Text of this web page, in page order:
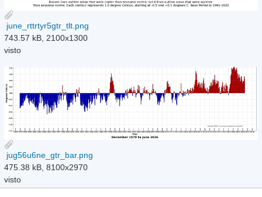
june_rttrtyr5gtr_tlt.png
743.57 kB, 2100x1300
visto
jug56u6ne_gtr_bar.png
475.38 kB, 8100x2970
visto